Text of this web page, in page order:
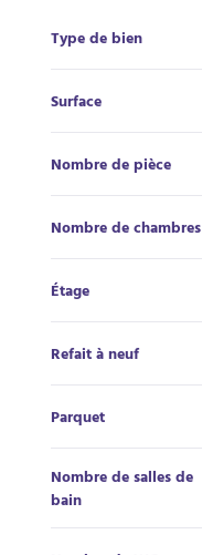
Type de bien
Surface
Nombre de pièce
Nombre de chambres
Étage
Refait à neuf
Parquet
Nombre de salles de
bain